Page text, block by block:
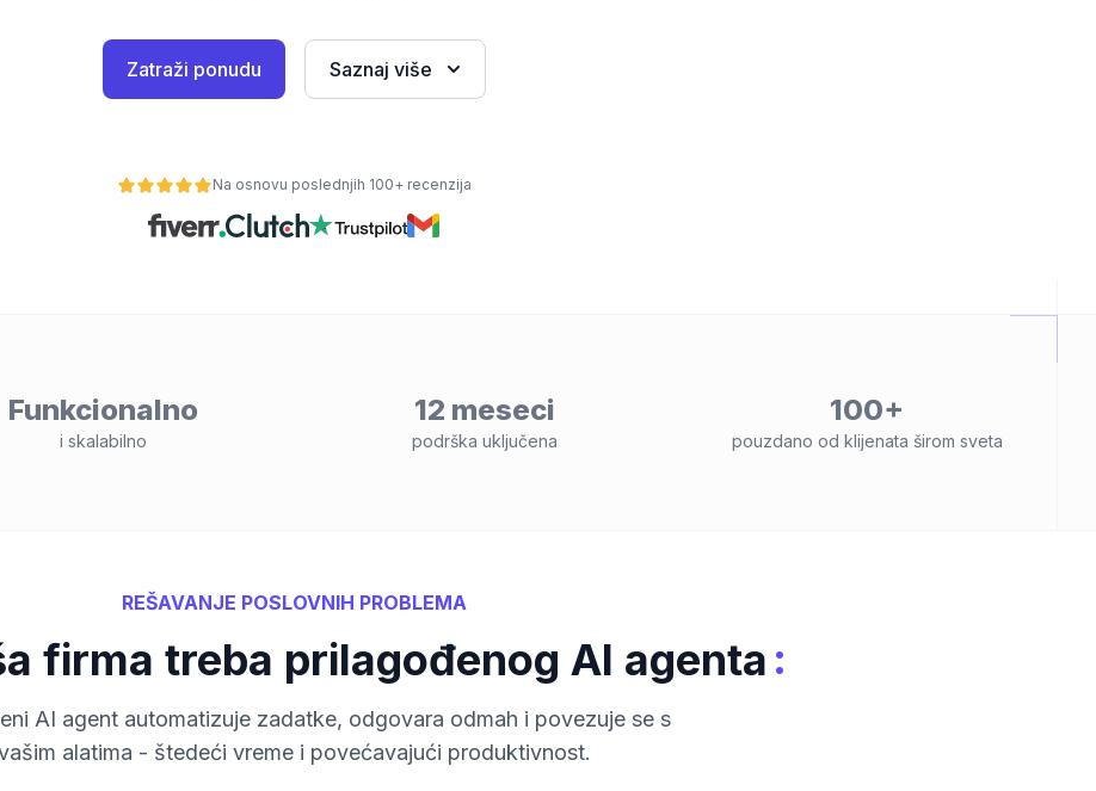
Zatraži ponudu Saznaj više
Na osnovu poslednjih 100+ recenzija
Funkcionalno
i skalabilno
12 meseci
podrška uključena
100+
pouzdano od klijenata širom sveta
REŠAVANJE POSLOVNIH PROBLEMA
firma treba prilagođenog AI agenta :
AI agent automatizuje zadatke, odgovara odmah i povezuje se s
alatima - štedeći vreme i povećavajući produktivnost.